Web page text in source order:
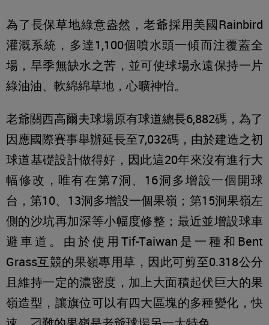
為了長保草地綠意盎然，老爺採用美國Rainbird
灌溉系統，多達1,100個噴水頭一傾而注覆蓋全
場，旱季無缺水之苦，並可使球場永遠保持一片
綠油油、軟綿綿草地，心曠神怡。
老爺關西高爾夫球場原有球道總長6,882碼，為了
因應國際賽事舉辦延長至7,032碼，由於建造之初
球道基礎設計做得好，因此這20年來沒有進行大
幅修改，唯有在第7洞、16洞多增設一個開球
台，第10、13洞多增設一個果嶺；第15洞果嶺左
側的沙坑再加深等小幅度修整；最近並增設球車
避車道。由於使用Tif-Taiwan是一種和Bent
Grass互競的果嶺專用草，因此可剪至0.318公分
且維持一定的濃密度，加上大面積起伏巨大的果
嶺造型，讓旗位可以有四大區塊的多種變化，快